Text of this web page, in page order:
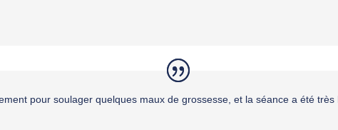
pour soulager quelques maux de grossesse, et la séance a été